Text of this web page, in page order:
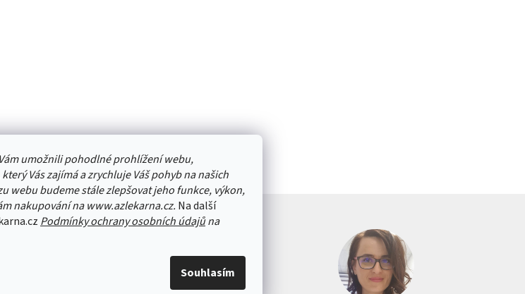
umožnili pohodlné prohlížení webu,
Vás zajímá a zrychluje Váš pohyb na našich
webu budeme stále zlepšovat jeho funkce, výkon,
nakupování na www.azlekarna.cz. Na další
Podmínky ochrany osobních údajůna
Souhlasím